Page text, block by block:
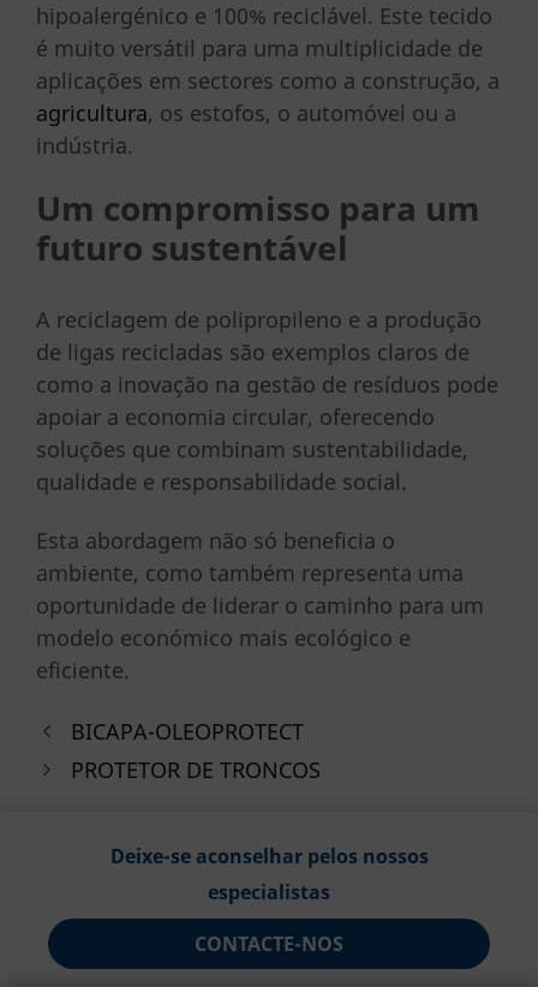
hipoalergénico e 100% reciclável. Este tecido
é muito versátil para uma multiplicidade de
aplicações em sectores como a construção, a
agricultura, os estofos, o automóvel ou a
indústria.
Um compromisso para um
futuro sustentável
A reciclagem de polipropileno e a produção
de ligas recicladas são exemplos claros de
como a inovação na gestão de resíduos pode
apoiar a economia circular, oferecendo
soluções que combinam sustentabilidade,
qualidade e responsabilidade social.
Esta abordagem não só beneficia o
ambiente, como também representa uma
oportunidade de liderar o caminho para um
modelo económico mais ecológico e
eficiente.
BICAPA-OLEOPROTECT
PROTETOR DE TRONCOS
Deixe-se aconselhar pelos nossos
especialistas
CONTACTE-NOS